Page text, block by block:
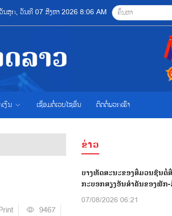
ນສຸກ, ວັນທີ 07 ສີງຫາ 2026 8:06 AM
ງິນ ເຊື່ອມຕໍ່ເວບໄຊອ່ືນ ຕິດຕໍ່ພວກເຮົາ
9467
ຂ່າວ
ບາງທັດສະນະຂອງສື່ມວນຊົນຕໍ່
ກະບອກສຽງອັນສຳຄັນຂອງພັກ
07/08/2026 06:21